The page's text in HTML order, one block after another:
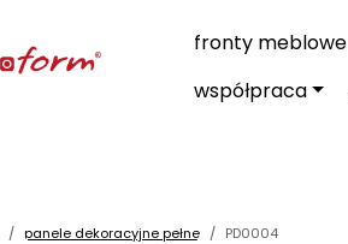
fronty meblowe
współpraca
panele dekoracyjne pełne PD0004